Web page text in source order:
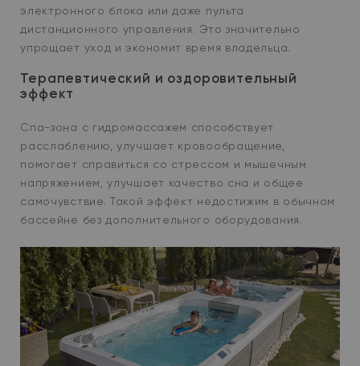
электронного блока или даже пульта
дистанционного управления. Это значительно
упрощает уход и экономит время владельца.
Терапевтический и оздоровительный
эффект
Спа-зона с гидромассажем способствует
расслаблению, улучшает кровообращение,
помогает справиться со стрессом и мышечным
напряжением, улучшает качество сна и общее
самочувствие. Такой эффект недостижим в обычном
бассейне без дополнительного оборудования.